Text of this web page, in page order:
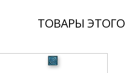
ТОВАРЫ